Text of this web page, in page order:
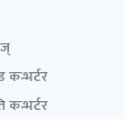
कन्भर्टर
कन्भर्टर